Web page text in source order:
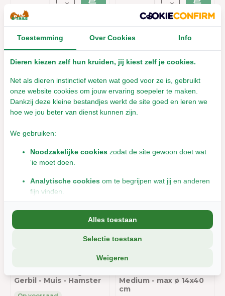
Kurk Tunnel - L - XL -
limited edition
Leverbaar met 1- 2 werkdagen
Incl. btw
Kurk Tunnel Kort -
Gerbil - Muis - Hamster
Incl. btw
Gerbil - Muis - Hamster
Medium - max ø 14x40
cm
Toestemming Over Cookies Info
Dieren kiezen zelf hun kruiden, jij kiest zelf je cookies.
Net als dieren instinctief weten wat goed voor ze is, gebruikt
onze website cookies om jouw ervaring soepeler te maken.
Dankzij deze kleine bestandjes werkt de site goed en leren we
hoe we jou beter van dienst kunnen zijn.
We gebruiken:
Noodzakelijke cookies zodat de site gewoon doet wat
‘ie moet doen.
Analytische cookies om te begrijpen wat jij en anderen
fijn vinden.
Marketingcookiesom jou relevante informatie en
aanbiedingen te tonen.
We delen soms gegevens met partners (zoals social media en
deelt, of die ze elders van je hebben.
Wil je liever geen cookies? Dan werkt de site nog steeds, maar
Weigeren
Selectie toestaan
Alles toestaan